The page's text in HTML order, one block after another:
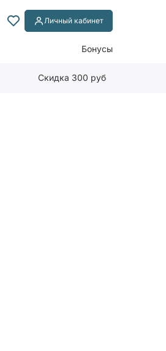
Личный кабинет
Бонусы
Скидка 300 руб